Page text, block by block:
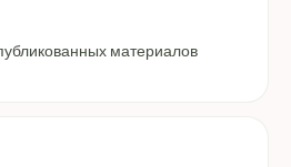
материалов